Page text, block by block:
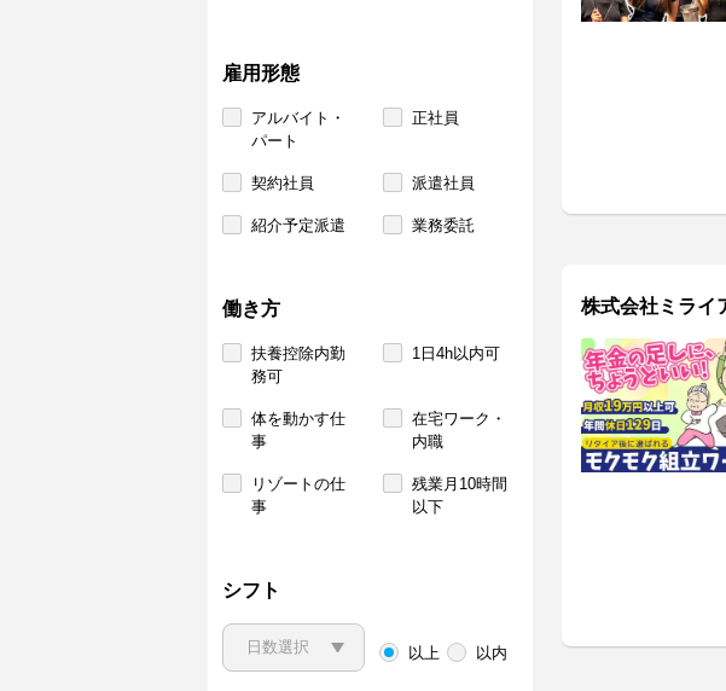
雇用形態
アルバイト・
パート
正社員
契約社員 派遣社員
紹介予定派遣 業務委託
働き方
扶養控除内勤
務可
1日4h以内可
体を動かす仕
事
在宅ワーク・
内職
リゾートの仕
事
残業月10時間
以下
シフト
以上 以内
株式会社ミライ